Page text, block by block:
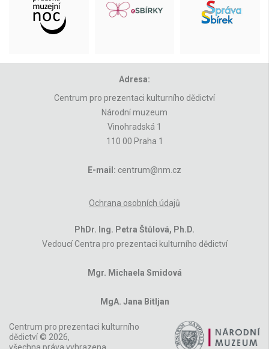
Adresa:
Centrum pro prezentaci kulturního dědictví
Národní muzeum
Vinohradská 1
110 00 Praha 1
E-mail: centrum@nm.cz
Ochrana osobních údajů
PhDr. Ing. Petra Štůlová, Ph.D.
Vedoucí Centra pro prezentaci kulturního dědictví
Mgr. Michaela Smidová
MgA. Jana Bitljan
Centrum pro prezentaci kulturního
dědictví © 2026,